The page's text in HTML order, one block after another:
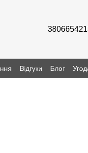
Відгуки Блог